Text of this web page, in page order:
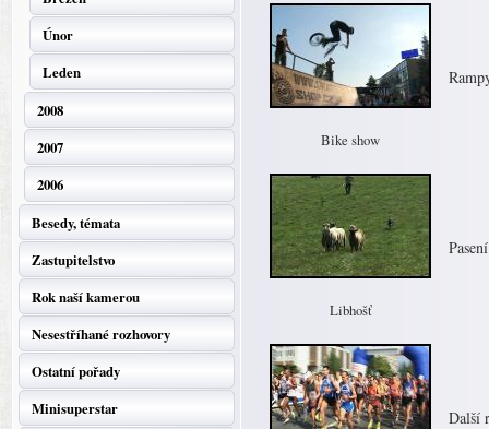
Únor
Leden
2008
2007
2006
Besedy, témata
Zastupitelstvo
Rok naší kamerou
Nesestříhané rozhovory
Ostatní pořady
Minisuperstar
Bike show
Libhošť
Další